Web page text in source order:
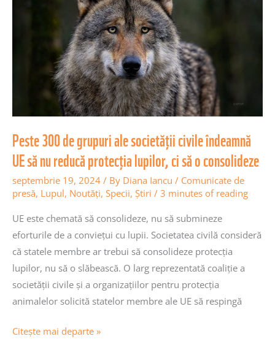
Peste 300 de grupuri ale societății civile îndeamnă
UE să nu reducă protecția lupilor, ci să o consolideze
septembrie 19, 2024 / By Diana Iancu / Comunicate de
presă, Lupul, Noutăţi, Specii, Știri / 3 minutes of reading
UE este chemată să consolideze, nu să submineze
eforturile de a conviețui cu lupii. Societatea civilă consideră
că statele membre ar trebui să consolideze protecția
lupilor, nu să o slăbească. O larg reprezentată coaliție a
societății civile și a organizațiilor pentru protecția
animalelor solicită statelor membre ale UE să respingă
societății
îndeamnă
UE
să
nu
reducă
protecția
lupilor,
ci
să
o
consolideze
Citește mai departe »